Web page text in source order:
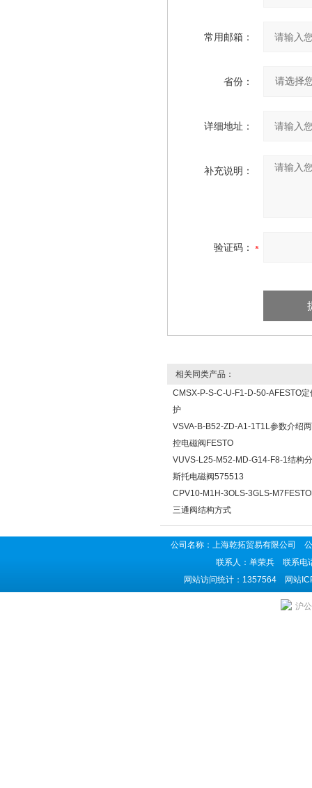
常用邮箱：
省份：
详细地址：
补充说明：
验证码：
相关同类产品：
CMSX-P-S-C-U-F1-D-50-AFESTO
护
VSVA-B-B52-ZD-A1-1T1L参数介绍
控电磁阀FESTO
VUVS-L25-M52-MD-G14-F8-1结构
斯托电磁阀575513
CPV10-M1H-3OLS-3GLS-
三通阀结构方式
公司名称：上海乾拓贸易有限公司
联系人：单荣兵 联系电
网站访问统计：1357564 网站
沪